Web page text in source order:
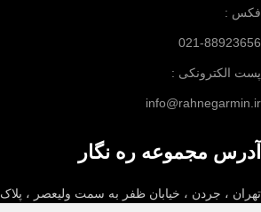
فکس :
021-88923656
پست الکترونکی :
info@rahnegarmin.ir
آدرس مجموعه ره نگار
تهران ، جردن ، خیابان ظفر به سمت ولیعصر ، پلاک 354 ، واحد 1